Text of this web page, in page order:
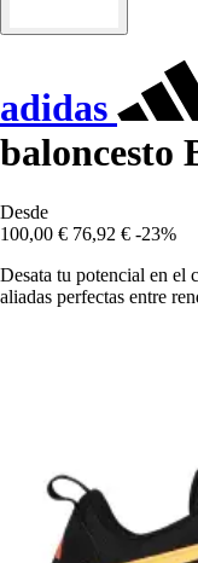
adidas
baloncesto
Desde
100,00 € 76,92 € -23%
Desata tu potencial en el
aliadas perfectas entre